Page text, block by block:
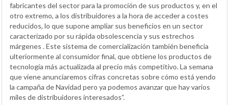
fabricantes del sector para la promoción de sus productos y, en el
otro extremo, a los distribuidores a la hora de acceder a costes
reducidos, lo que supone ampliar sus beneficios en un sector
caracterizado por su rápida obsolescencia y sus estrechos
márgenes . Este sistema de comercialización también beneficia
ulteriormente al consumidor final, que obtiene los productos de
tecnología más actualizada al precio más competitivo. La semana
que viene anunciaremos cifras concretas sobre cómo está yendo
la campaña de Navidad pero ya podemos avanzar que hay varios
miles de distribuidores interesados”.